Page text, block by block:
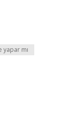
yapar mı